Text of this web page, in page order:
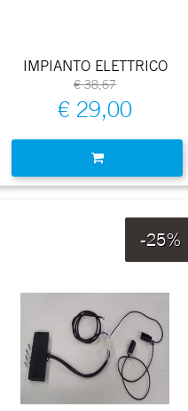
IMPIANTO ELETTRICO
€ 38,67
€ 29,00
-25%